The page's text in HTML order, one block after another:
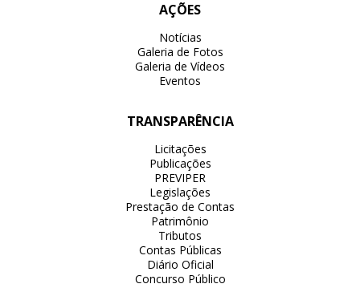
AÇÕES
Notícias
Galeria de Fotos
Galeria de Vídeos
Eventos
TRANSPARÊNCIA
Licitações
Publicações
PREVIPER
Legislações
Prestação de Contas
Patrimônio
Tributos
Contas Públicas
Diário Oficial
Concurso Público